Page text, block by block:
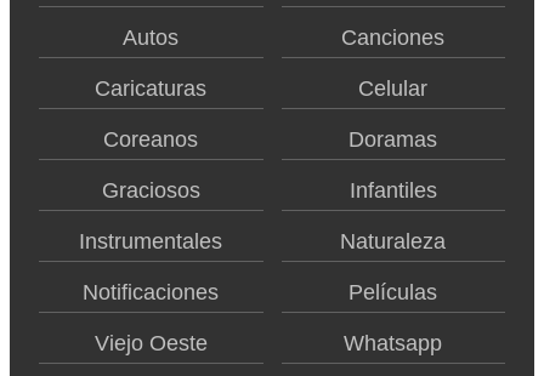
Autos Canciones
Caricaturas Celular
Coreanos Doramas
Graciosos Infantiles
Instrumentales Naturaleza
Notificaciones Películas
Viejo Oeste Whatsapp